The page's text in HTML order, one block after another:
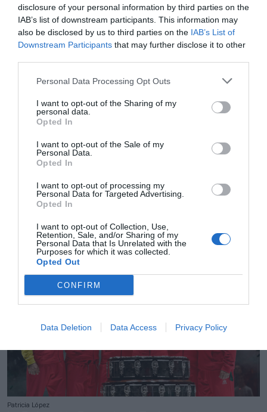
disclosure of your personal information by third parties on the
IAB’s list of downstream participants. This information may
also be disclosed by us to third parties on the IAB’s List of
Downstream Participants that may further disclose it to other
Personal Data Processing Opt Outs
I want to opt-out of the Sharing of my
personal data.
Opted In
I want to opt-out of the Sale of my
Personal Data.
Opted In
I want to opt-out of processing my
Personal Data for Targeted Advertising.
Opted In
I want to opt-out of Collection, Use,
Retention, Sale, and/or Sharing of my
Personal Data that Is Unrelated with the
Purposes for which it was collected.
Opted Out
CONFIRM
Data Deletion Data Access Privacy Policy
Jabier Izquierdo
El golf emboca un ‘hoyo en uno’ en la
Patricia López